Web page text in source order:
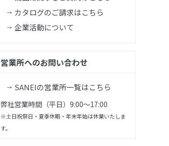
カタログのご請求はこちら
企業活動について
営業所へのお問い合わせ
SANEIの営業所一覧はこちら
弊社営業時間（平日）9:00～17:00
※土日祝祭日・夏季休暇・年末年始は休業いたしま
す。